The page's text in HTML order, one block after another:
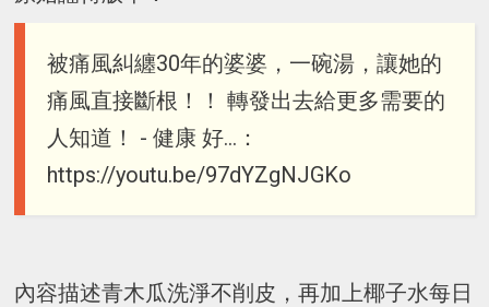
被痛風糾纏30年的婆婆，一碗湯，讓她的
痛風直接斷根！！ 轉發出去給更多需要的
人知道！ - 健康 好…：
https://youtu.be/97dYZgNJGKo
內容描述青木瓜洗淨不削皮，再加上椰子水每日